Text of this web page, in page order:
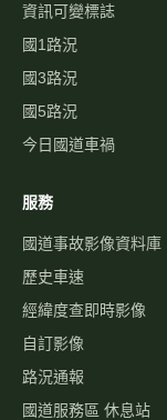
資訊可變標誌
國1路況
國3路況
國5路況
今日國道車禍
服務
國道事故影像資料庫
歷史車速
經緯度查即時影像
自訂影像
路況通報
國道服務區 休息站